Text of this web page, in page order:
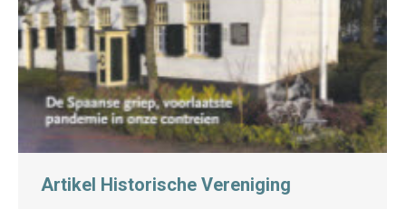
Artikel Historische Vereniging